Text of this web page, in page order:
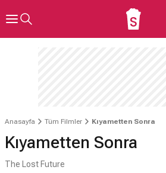
Anasayfa Tüm Filmler Kıyametten Sonra
Kıyametten Sonra
The Lost Future